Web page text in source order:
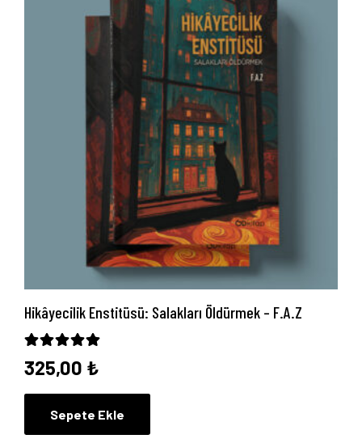
Hikâyecilik Enstitüsü: Salakları Öldürmek – F.A.Z
325,00 ₺
Sepete Ekle